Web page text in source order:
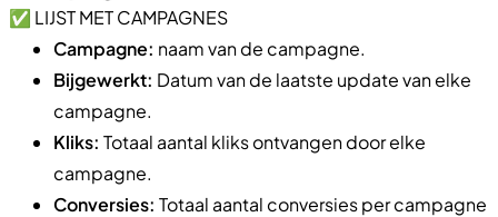
✅ LIJST MET CAMPAGNES
Campagne: naam van de campagne.
Bijgewerkt: Datum van de laatste update van elke
campagne.
Kliks: Totaal aantal kliks ontvangen door elke
campagne.
Conversies: Totaal aantal conversies per campagne